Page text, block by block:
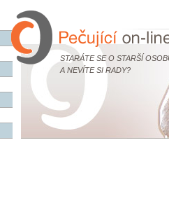
STARÁTE SE O STARŠÍ
A NEVÍTE SI RADY?